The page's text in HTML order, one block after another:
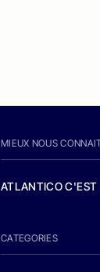
MIEUX NOUS
ATLANTICO C'EST
CATEGORIES